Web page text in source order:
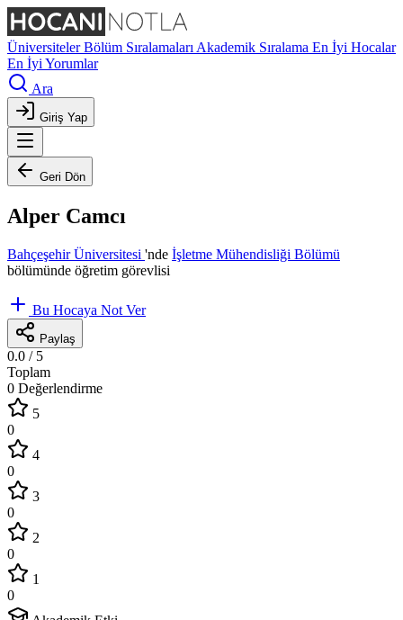
ÜniversitelerBölüm Sıralamaları Akademik Sıralama En İyi Hocalar
En İyi Yorumlar
Ara
Giriş Yap
Geri Dön
Alper Camcı
Bahçeşehir Üniversitesi 'nde İşletme Mühendisliği Bölümü
bölümünde öğretim görevlisi
Bu Hocaya Not Ver
Paylaş
0.0 / 5
Toplam
0 Değerlendirme
5
0
4
0
3
0
2
0
1
0